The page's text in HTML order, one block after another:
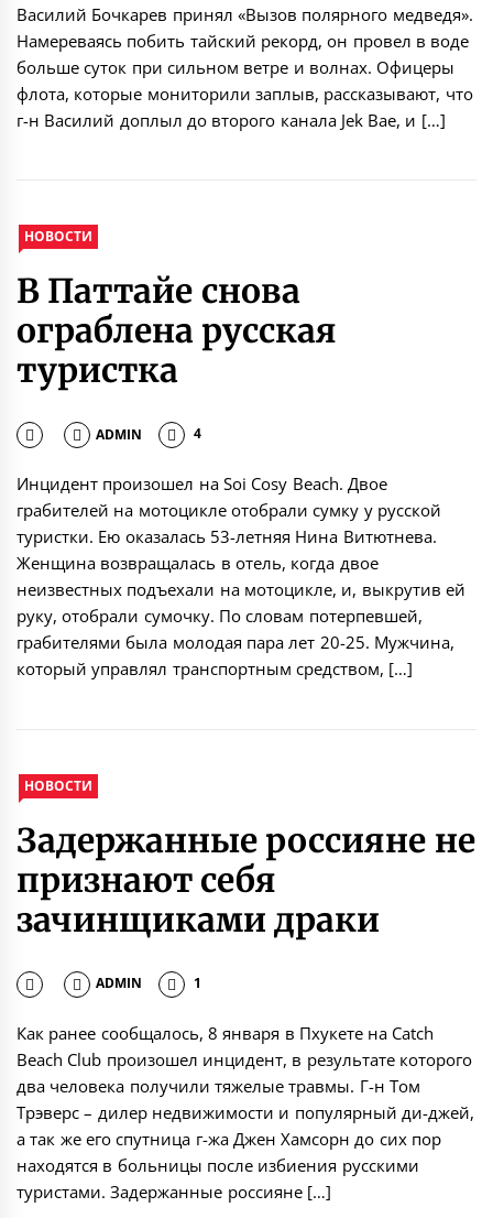
Василий Бочкарев принял «Вызов полярного медведя».
Намереваясь побить тайский рекорд, он провел в воде
больше суток при сильном ветре и волнах. Офицеры
флота, которые мониторили заплыв, рассказывают, что
г-н Василий доплыл до второго канала Jek Bae, и […]
НОВОСТИ
В Паттайе снова
ограблена русская
туристка
ADMIN 4
Инцидент произошел на Soi Cosy Beach. Двое
грабителей на мотоцикле отобрали сумку у русской
туристки. Ею оказалась 53-летняя Нина Витютнева.
Женщина возвращалась в отель, когда двое
неизвестных подъехали на мотоцикле, и, выкрутив ей
руку, отобрали сумочку. По словам потерпевшей,
грабителями была молодая пара лет 20-25. Мужчина,
который управлял транспортным средством, […]
НОВОСТИ
Задержанные россияне не
признают себя
зачинщиками драки
ADMIN 1
Как ранее сообщалось, 8 января в Пхукете на Catch
Beach Club произошел инцидент, в результате которого
два человека получили тяжелые травмы. Г-н Том
Трэверс – дилер недвижимости и популярный ди-джей,
а так же его спутница г-жа Джен Хамсорн до сих пор
находятся в больницы после избиения русскими
туристами. Задержанные россияне […]